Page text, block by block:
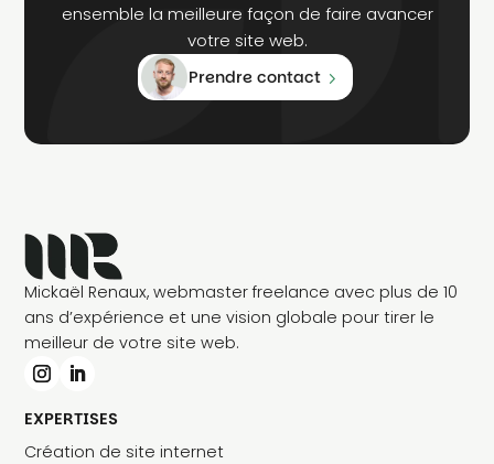
ensemble la meilleure façon de faire avancer
votre site web.
Prendre contact
Mickaël Renaux, webmaster freelance avec plus de 10
ans d’expérience et une vision globale pour tirer le
meilleur de votre site web.
EXPERTISES
Création de site internet